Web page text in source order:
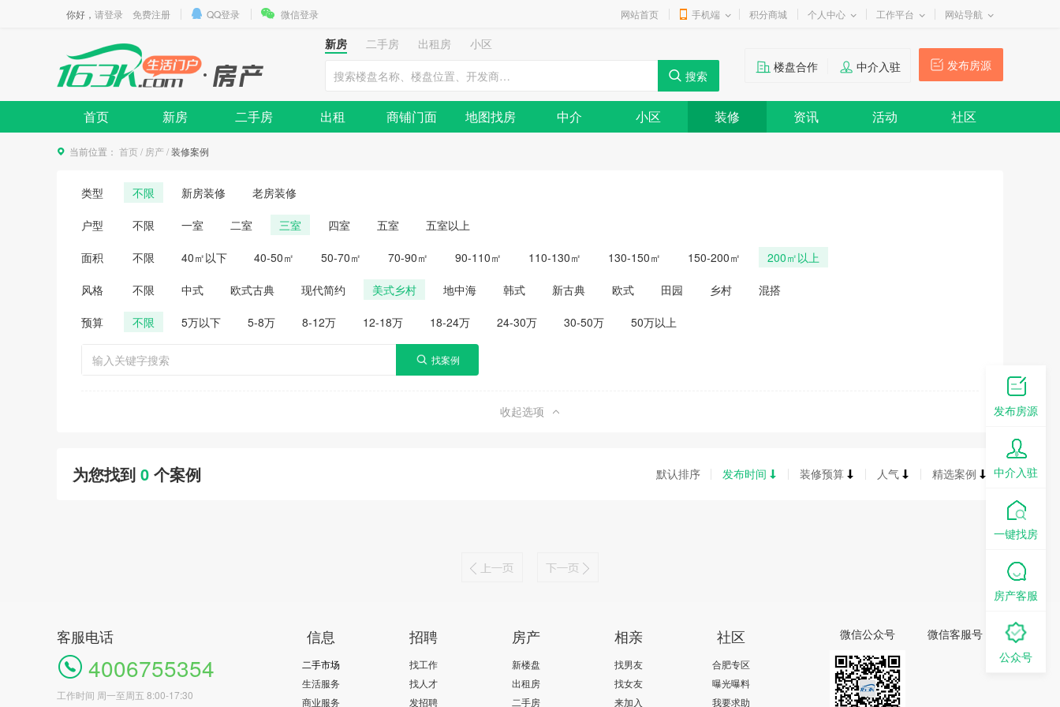
你好， 请登录 免费注册 QQ登录 微信登录 网站首页 手机端 积分商城 个人中心 工作平台 网站导航
新房 二手房 出租房
小区
发布房源
楼盘合作 中介入驻
首页 新房 二手房 出租 商铺门面 地图找房 中介 小区 装修 资讯 活动 社区
当前位置： 首页 / 房产/装修案例
类型 不限 新房装修 老房装修
户型 不限 一室 二室 三室 四室 五室 五室以上
面积 不限 40㎡以下 40-50㎡ 50-70㎡ 70-90㎡ 90-110㎡ 110-130㎡ 130-150㎡ 150-200㎡ 200㎡以上
风格 不限 中式 欧式古典 现代简约 美式乡村 地中海 韩式 新古典 欧式 田园 乡村 混搭
预算 不限 5万以下 5-8万 8-12万 12-18万 18-24万 24-30万 30-50万 50万以上
收起选项
默认排序 发布时间 装修预算 人气 精选案例
为您找到 0 个案例
客服电话
4006755354
工作时间 周一至周五 8:00-17:30
信息
二手市场
生活服务
商业服务
招聘
找工作
找人才
发招聘
房产
新楼盘
出租房
二手房
相亲
找男友
找女友
来加入
社区
合肥专区
曝光曝料
我要求助
微信公众号 微信客服号
发布房源
中介入驻
一键找房
房产客服
公众号